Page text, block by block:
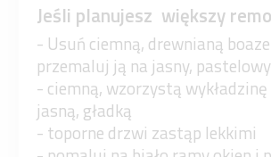
Jeśli planujesz większy
- Usuń ciemną, drewnianą
przemaluj ją na jasny,
- ciemną, wzorzystą
jasną, gładką
- toporne drzwi zastąp lekkimi